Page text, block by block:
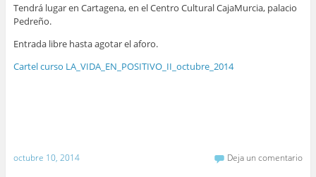
Tendrá lugar en Cartagena, en el Centro Cultural CajaMurcia, palacio
Pedreño.
Entrada libre hasta agotar el aforo.
Cartel curso LA_VIDA_EN_POSITIVO_II_octubre_2014
octubre 10, 2014 Deja un comentario